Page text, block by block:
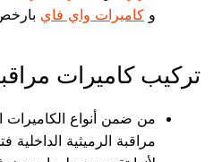
و كاميرات واي فاي
تركيب كاميرات
من ضمن أنواع الكاميرات
مراقبة الرميثية الداخلية